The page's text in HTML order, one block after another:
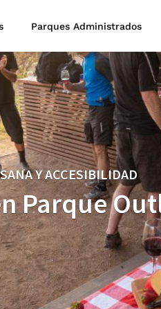
Parques Administrados
Y ACCESIBILIDAD
Parque